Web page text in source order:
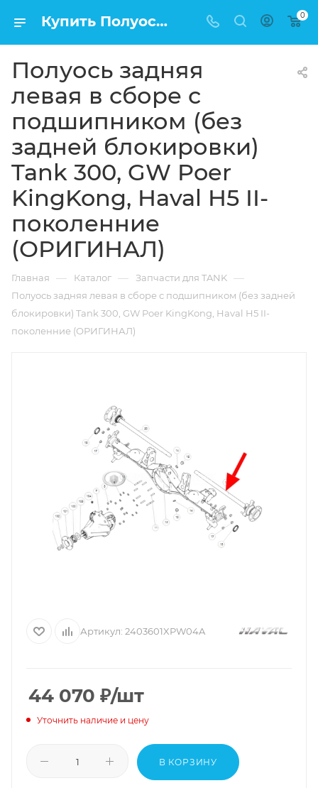
Купить Полуось задняя левая в сборе с подшипником (без задней блокировки) Tank 300, GW Poer KingKong, Haval H5 II-поколенние (ОРИГИНАЛ) в Москве по низкой цене 0
Полуось задняя
левая в сборе с
подшипником (без
задней блокировки)
Tank 300, GW Poer
KingKong, Haval H5 II-
поколенние
(ОРИГИНАЛ)
Главная — Каталог — Запчасти для TANK —
Полуось задняя левая в сборе с подшипником (без задней
блокировки) Tank 300, GW Poer KingKong, Haval H5 II-
поколенние (ОРИГИНАЛ)
Артикул: 2403601XPW04A
44 070 ₽/шт
Уточнить наличие и цену
В КОРЗИНУ